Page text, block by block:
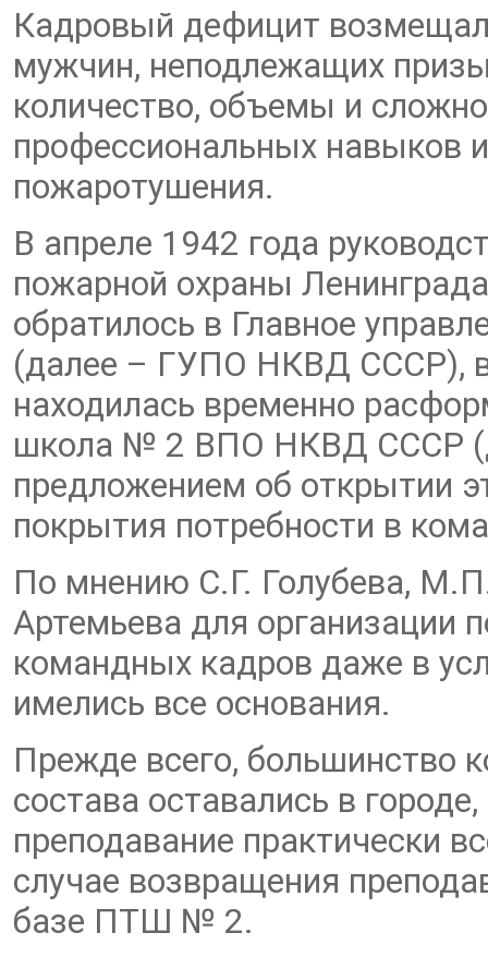
Кадровый дефицит
мужчин, неподлежащих
количество, объемы и
профессиональных навыков
пожаротушения.
В апреле 1942 года
пожарной охраны
обратилось в Главное
(далее – ГУПО НКВД СССР), в
находилась временно
школа № 2 ВПО НКВД СССР
предложением об открытии
покрытия потребности в
По мнению С.Г. Голубева,
Артемьева для организации
командных кадров даже в
имелись все основания.
Прежде всего, большинство
состава оставались в
преподавание практически
случае возвращения
базе ПТШ № 2.